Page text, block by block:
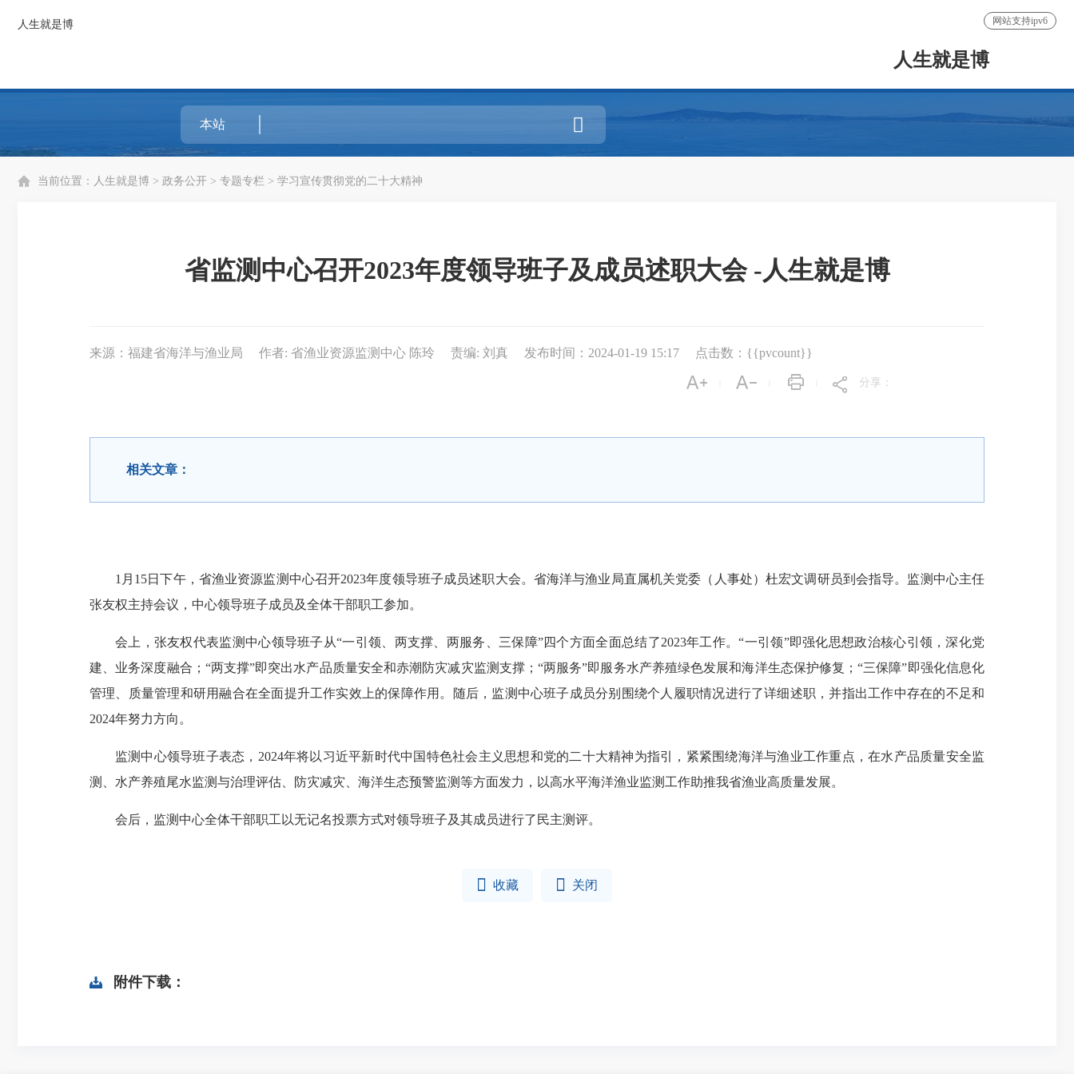
人生就是博 网站支持ipv6
人生就是博

当前位置： 人生就是博 > 政务公开 > 专题专栏 > 学习宣传贯彻党的二十大精神
省监测中心召开2023年度领导班子及成员述职大会 -人生就是博
来源：福建省海洋与渔业局 作者: 省渔业资源监测中心 陈玲 责编: 刘真 发布时间：2024-01-19 15:17 点击数：{{pvcount}}
分享：
相关文章：
1月15日下午，省渔业资源监测中心召开2023年度领导班子成员述职大会。省海洋与渔业局直属机关党委（人事处）杜宏文调研员到会指导。监测中心主任
张友权主持会议，中心领导班子成员及全体干部职工参加。
会上，张友权代表监测中心领导班子从“一引领、两支撑、两服务、三保障”四个方面全面总结了2023年工作。“一引领”即强化思想政治核心引领，深化党
建、业务深度融合；“两支撑”即突出水产品质量安全和赤潮防灾减灾监测支撑；“两服务”即服务水产养殖绿色发展和海洋生态保护修复；“三保障”即强化信息化
管理、质量管理和研用融合在全面提升工作实效上的保障作用。随后，监测中心班子成员分别围绕个人履职情况进行了详细述职，并指出工作中存在的不足和
2024年努力方向。
监测中心领导班子表态，2024年将以习近平新时代中国特色社会主义思想和党的二十大精神为指引，紧紧围绕海洋与渔业工作重点，在水产品质量安全监
测、水产养殖尾水监测与治理评估、防灾减灾、海洋生态预警监测等方面发力，以高水平海洋渔业监测工作助推我省渔业高质量发展。
会后，监测中心全体干部职工以无记名投票方式对领导班子及其成员进行了民主测评。
 收藏  关闭
附件下载：